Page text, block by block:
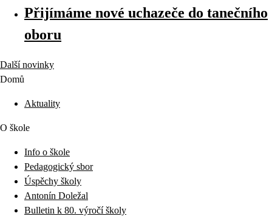
Přijímáme nové uchazeče do tanečního
oboru
Další novinky
Domů
Aktuality
O škole
Info o škole
Pedagogický sbor
Úspěchy školy
Antonín Doležal
Bulletin k 80. výročí školy